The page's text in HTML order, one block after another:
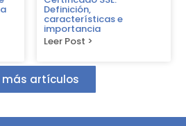
Definición,
características e
importancia
Leer Post >
más artículos